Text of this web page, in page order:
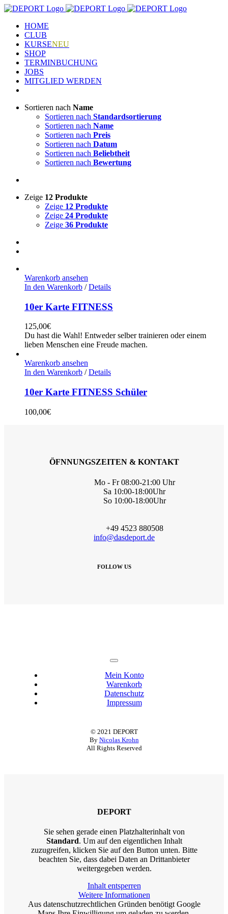
Zum
springenHOME
CLUB
KURSENEU
SHOP
TERMINBUCHUNG
JOBS
MITGLIED WERDEN
Sortieren nach Name
Sortieren nach Standardsortierung
Sortieren nach Name
Sortieren nach Preis
Sortieren nach Datum
Sortieren nach Beliebtheit
Sortieren nach Bewertung
Zeige 12 Produkte
Zeige 12 Produkte
Zeige 24 Produkte
Zeige 36 Produkte
Warenkorb ansehen
In den Warenkorb / Details
10er Karte FITNESS
125,00€
Du hast die Wahl! Entweder selber trainieren oder einem
lieben Menschen eine Freude machen.
Warenkorb ansehen
In den Warenkorb / Details
10er Karte FITNESS Schüler
100,00€
ÖFNNUNGSZEITEN & KONTAKT
Mo - Fr 08:00-21:00 Uhr
Sa 10:00-18:00Uhr
So 10:00-18:00Uhr
+49 4523 880508
info@dasdeport.de
FOLLOW US
Toggle
Navigation
Mein Konto
Warenkorb
Datenschutz
Impressum
© 2021 DEPORT
By Nicolas Krohn
All Rights Reserved
DEPORT
Sie sehen gerade einen Platzhalterinhalt von
Standard. Um auf den eigentlichen Inhalt
zuzugreifen, klicken Sie auf den Button unten. Bitte
beachten Sie, dass dabei Daten an Drittanbieter
weitergegeben werden.
Inhalt entsperren
Weitere Informationen
Aus datenschutzrechtlichen Gründen benötigt Google